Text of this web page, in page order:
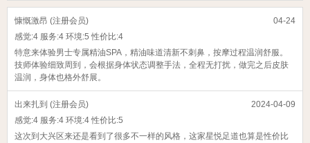
04-24
慷慨激昂 (注册会员)
感觉:4 服务:4 环境:5 性价比:4
特意来体验男士专属精油SPA，精油味道清新不刺鼻，按摩过程温润舒服。
技师体验细致周到，会根据身体状态调整手法，全程无打扰，做完之后皮肤
温润，身体也格外舒展。
2024-04-09
出来扎到 (注册会员)
感觉:4 服务:4 环境:4 性价比:5
这次到大兴区来还是看到了很多不一样的风格，这家星悦足道也算是性价比